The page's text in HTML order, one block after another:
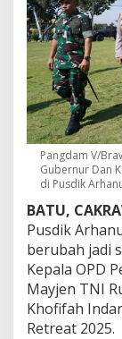
Pangdam V/
Gubernur Dan
di Pusdik
BATU,
Pusdik
berubah jadi
Kepala OPD
Mayjen TNI
Khofifah
Retreat 2025.